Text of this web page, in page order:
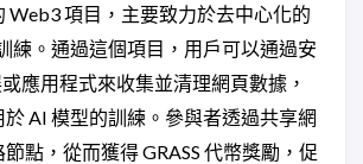
Web3 項目，主要致力於去中心化的
練。通過這個項目，用戶可以通過安
應用程式來收集並清理網頁數據，
AI 模型的訓練。參與者透過共享網
點，從而獲得 GRASS 代幣獎勵，促